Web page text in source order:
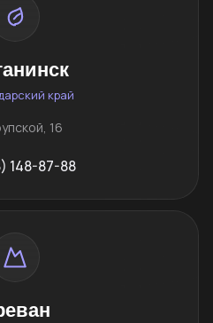
край
16
148-87-88